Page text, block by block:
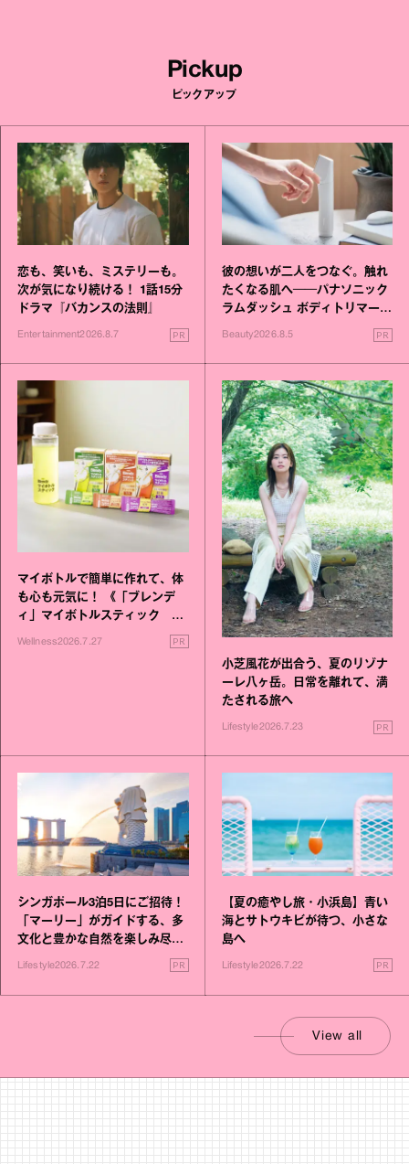
Pickup
ピックアップ
恋も、笑いも、ミステリーも。
次が気になり続ける！ 1話15分
ドラマ『バカンスの法則』
Entertainment2026.8.7 PR
彼の想いが二人をつなぐ。触れ
たくなる肌へ──パナソニック
ラムダッシュ ボディトリマーが
Beauty2026.8.5 PR
マイボトルで簡単に作れて、体
も心も元気に！ 《「ブレンデ
ィ」マイボトルスティック い
いこと毎日》シリーズが誕生
Wellness2026.7.27 PR
小芝風花が出合う、夏のリゾナ
ーレ八ヶ岳。日常を離れて、満
たされる旅へ
Lifestyle2026.7.23 PR
シンガポール3泊5日にご招待！
「マーリー」がガイドする、多
文化と豊かな自然を楽しみ尽く
Lifestyle2026.7.22 PR
【夏の癒やし旅・小浜島】青い
海とサトウキビが待つ、小さな
島へ
Lifestyle2026.7.22 PR
View all